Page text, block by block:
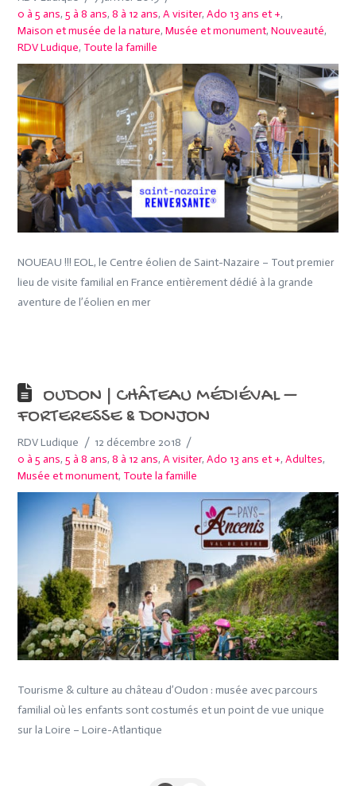
0 à 5 ans,5 à 8 ans,8 à 12 ans,A visiter,Ado 13 ans et +,
Maison et musée de la nature,Musée et monument,Nouveauté,
RDV Ludique, Toute la famille
NOUEAU !!! EOL, le Centre éolien de Saint-Nazaire – Tout premier
lieu de visite familial en France entièrement dédié à la grande
aventure de l’éolien en mer
OUDON | CHÂTEAU MÉDIÉVAL –
FORTERESSE & DONJON
RDV Ludique
12 décembre 2018
0 à 5 ans,5 à 8 ans,8 à 12 ans,A visiter,Ado 13 ans et +,Adultes,
Musée et monument, Toute la famille
Tourisme & culture au château d’Oudon : musée avec parcours
familial où les enfants sont costumés et un point de vue unique
sur la Loire – Loire-Atlantique